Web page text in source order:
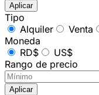
Aplicar
Tipo
Alquiler
Venta
Moneda
RD$
US$
Rango de precio
Aplicar